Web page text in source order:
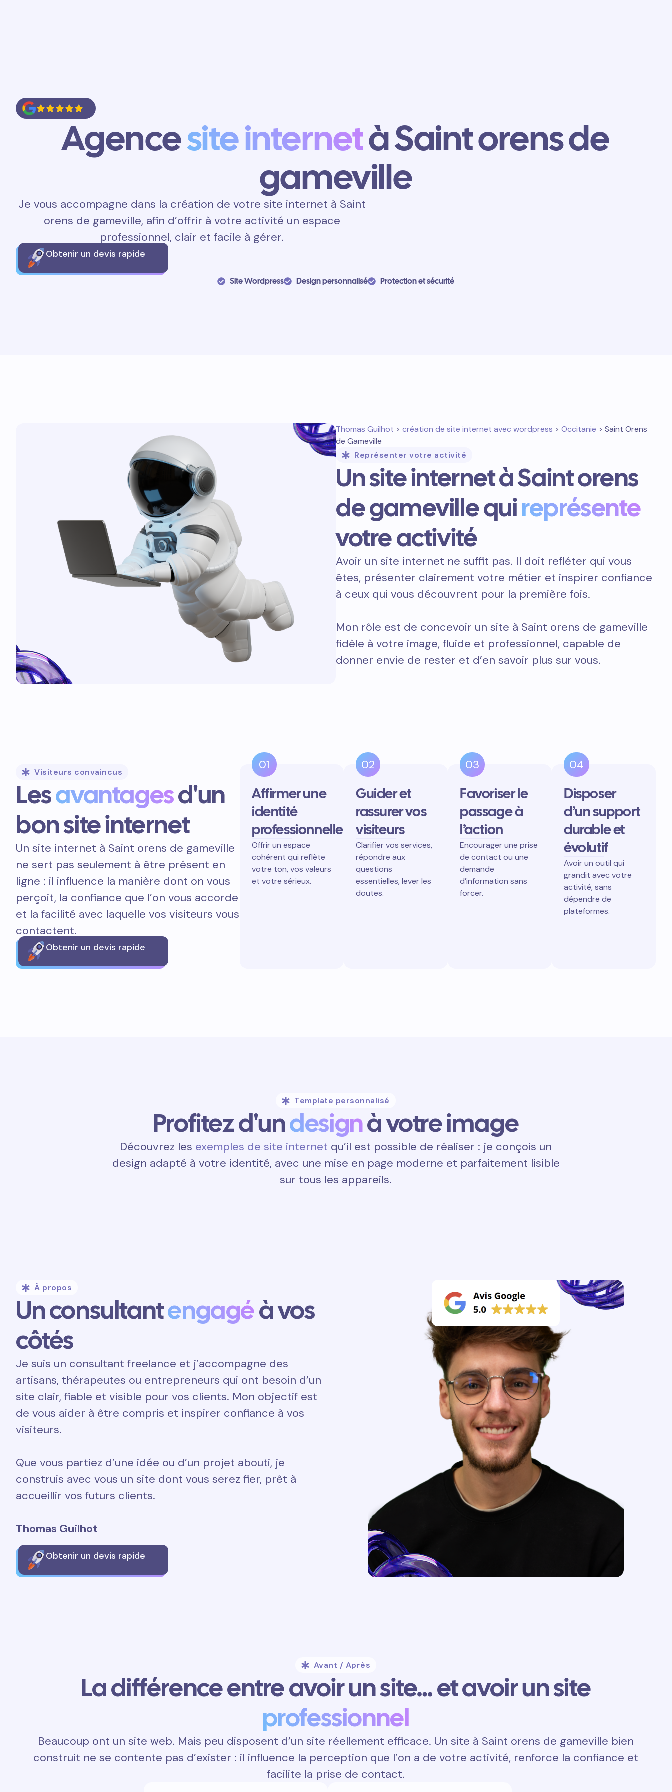
Agencesite internetà Saint orens de
gameville
Je vous accompagne dans la création de votre site internet à Saint
orens de gameville, afin d’offrir à votre activité un espace
professionnel, clair et facile à gérer.
Obtenir un devis rapide
Site Wordpress Design personnalisé Protection et sécurité
Thomas Guilhot > création de site internet avec wordpress > Occitanie > Saint Orens
de Gameville
Représenter votre activité
Un site internet à Saint orens
de gameville quireprésente
votre activité
Avoir un site internet ne suffit pas. Il doit refléter qui vous
êtes, présenter clairement votre métier et inspirer confiance
à ceux qui vous découvrent pour la première fois.
Mon rôle est de concevoir un site à Saint orens de gameville
fidèle à votre image, fluide et professionnel, capable de
donner envie de rester et d’en savoir plus sur vous.
Visiteurs convaincus
Lesavantagesd'un
bon site internet
Un site internet à Saint orens de gameville
ne sert pas seulement à être présent en
ligne : il influence la manière dont on vous
perçoit, la confiance que l’on vous accorde
et la facilité avec laquelle vos visiteurs vous
contactent.
Obtenir un devis rapide
01
Affirmer une
identité
professionnelle
Offrir un espace
cohérent qui reflète
votre ton, vos valeurs
et votre sérieux.
02
Guider et
rassurer vos
visiteurs
Clarifier vos services,
répondre aux
questions
essentielles, lever les
doutes.
03
Favoriser le
passage à
l’action
Encourager une prise
de contact ou une
demande
d’information sans
forcer.
04
Disposer
d’un support
durable et
évolutif
Avoir un outil qui
grandit avec votre
activité, sans
dépendre de
plateformes.
Template personnalisé
Profitez d'undesignà votre image
Découvrez les exemples de site internet qu’il est possible de réaliser : je conçois un
design adapté à votre identité, avec une mise en page moderne et parfaitement lisible
sur tous les appareils.
À propos
Un consultantengagéà vos
côtés
Je suis un consultant freelance et j’accompagne des
artisans, thérapeutes ou entrepreneurs qui ont besoin d’un
site clair, fiable et visible pour vos clients. Mon objectif est
de vous aider à être compris et inspirer confiance à vos
visiteurs.
Que vous partiez d’une idée ou d’un projet abouti, je
construis avec vous un site dont vous serez fier, prêt à
accueillir vos futurs clients.
Thomas Guilhot
Obtenir un devis rapide
Avant / Après
La différence entre avoir un site… et avoir un site
professionnel
Beaucoup ont un site web. Mais peu disposent d’un site réellement efficace. Un site à Saint orens de gameville bien
construit ne se contente pas d’exister : il influence la perception que l’on a de votre activité, renforce la confiance et
facilite la prise de contact.